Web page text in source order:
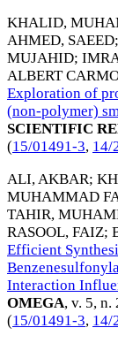
KHALID,
AHMED, SAEED;
MUJAHID;
ALBERT
Exploration of
(non-polymer)
SCIENTIFIC
(15/01491-3, 14/
ALI, AKBAR;
MUHAMMAD
TAHIR,
RASOOL, FAIZ;
Efficient
Interaction
OMEGA, v. 5, n.
(15/01491-3, 14/